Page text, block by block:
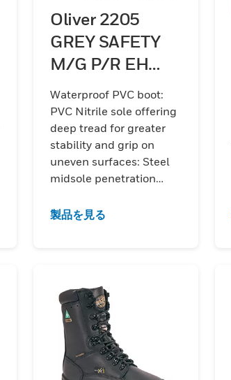
Oliver 2205
GREY SAFETY
M/G P/R EH
GUMBOOT
Waterproof PVC boot:
PVC Nitrile sole offering
deep tread for greater
stability and grip on
uneven surfaces: Steel
midsole penetration
protection: Two trim
製品を見る